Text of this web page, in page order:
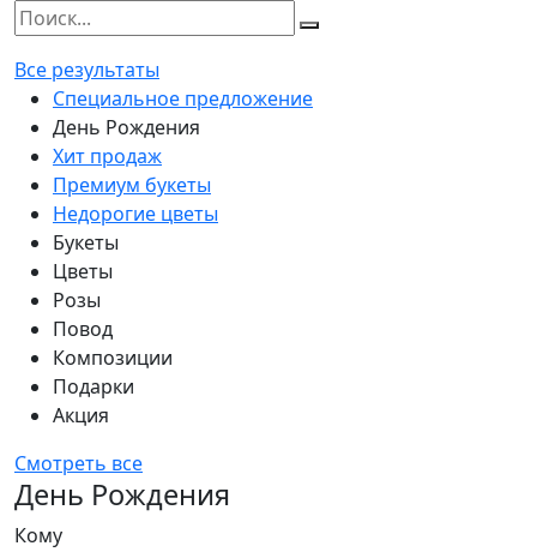
Все результаты
Специальное предложение
День Рождения
Хит продаж
Премиум букеты
Недорогие цветы
Букеты
Цветы
Розы
Повод
Композиции
Подарки
Акция
Смотреть все
День Рождения
Кому